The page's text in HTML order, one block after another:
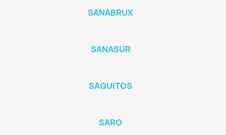
SANABRUX
SANASUR
SAQUITOS
SARO